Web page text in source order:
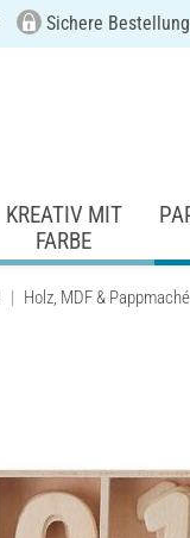
Sichere Bestellung
KREATIV MIT
FARBE
Holz, MDF & Pappmaché